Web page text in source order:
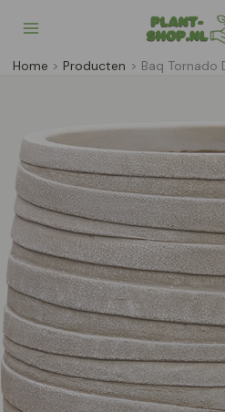
naar
inhoud
Home Producten Baq Tornado